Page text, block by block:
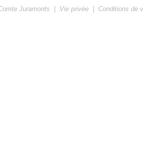
Juramonts Vie privée Conditions de